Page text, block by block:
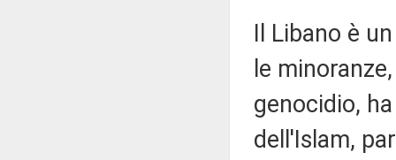
Il Libano è
le
genocidio,
dell'Islam,